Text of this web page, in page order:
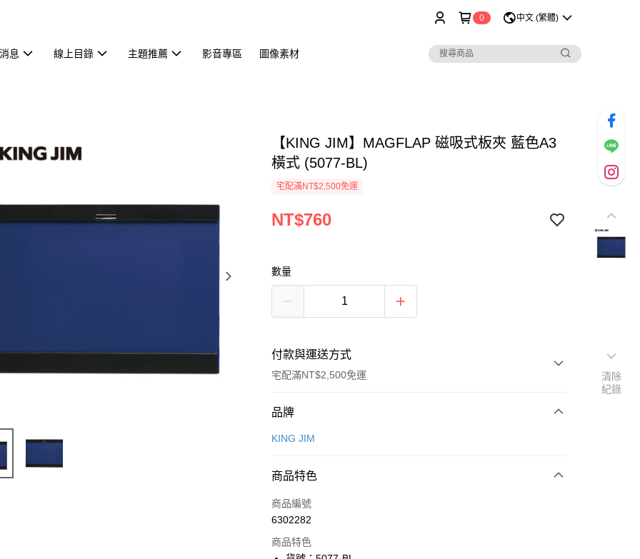
0 中文 (繁體)
息 線上目錄 主題推薦 影音專區 圖像素材
【KING JIM】MAGFLAP 磁吸式板夾 藍色A3
橫式 (5077-BL)
宅配滿NT$2,500免運
NT$760
數量
付款與運送方式
宅配滿NT$2,500免運
付款方式
信用卡一次付款
悠遊付
ATM付款
品牌
KING JIM
商品特色
商品編號
6302282
商品特色
清除
紀錄